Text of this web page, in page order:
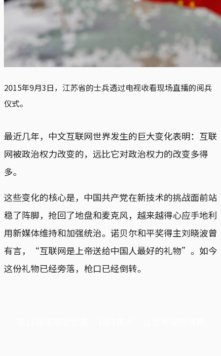
2015年9月3日，江苏省的士兵透过电视收看现场直播的阅兵
仪式。
最近几年，中文互联网世界发生的巨大变化表明：互联
网被政治权力改变的，远比它对政治权力的改变多得
多。
这些变化的核心是，中国共产党在新技术的挑战面前站
稳了阵脚，抢回了地盘和麦克风，越来越得心应手地利
用新媒体维持和加强统治。诺贝尔和平奖得主刘晓波曾
有言，“互联网是上帝送给中国人最好的礼物”。如今
这份礼物已经旁落，枪口已经倒转。